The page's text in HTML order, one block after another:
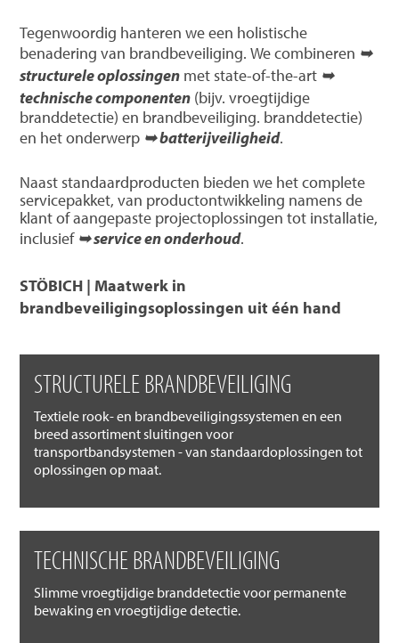
Tegenwoordig hanteren we een holistische
benadering van brandbeveiliging. We combineren ➥
structurele oplossingen met state-of-the-art ➥
technische componenten (bijv. vroegtijdige
branddetectie) en brandbeveiliging. branddetectie)
en het onderwerp ➥ batterijveiligheid.
Naast standaardproducten bieden we het complete
servicepakket, van productontwikkeling namens de
klant of aangepaste projectoplossingen tot installatie,
inclusief ➥ service en onderhoud.
STÖBICH | Maatwerk in
brandbeveiligingsoplossingen uit één hand
STRUCTURELE BRANDBEVEILIGING
Textiele rook- en brandbeveiligingssystemen en een
breed assortiment sluitingen voor
transportbandsystemen - van standaardoplossingen tot
oplossingen op maat.
TECHNISCHE BRANDBEVEILIGING
Slimme vroegtijdige branddetectie voor permanente
bewaking en vroegtijdige detectie.